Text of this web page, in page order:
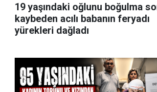
19 yaşındaki oğlunu boğulma
kaybeden acılı babanın feryadı
yürekleri dağladı